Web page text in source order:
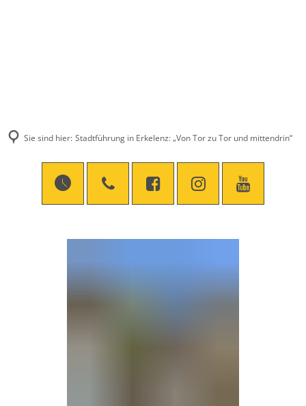
Sie sind hier: Stadtführung in Erkelenz: „Von Tor zu Tor und mittendrin“
Erkelenz: